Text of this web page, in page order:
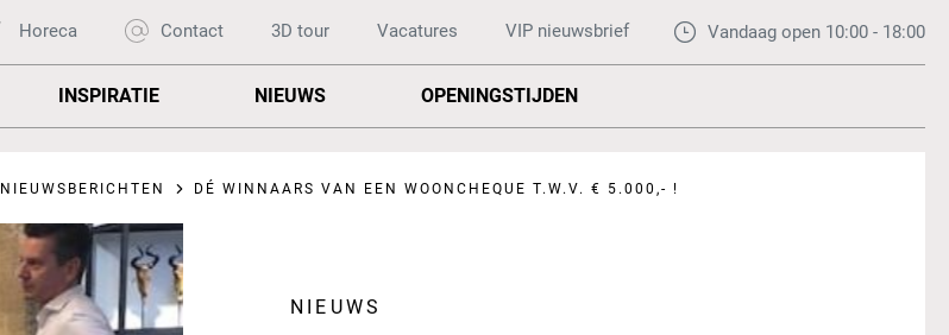
Horeca Contact 3D tour Vacatures VIP nieuwsbrief Vandaag open 10:00 - 18:00
INSPIRATIE NIEUWS OPENINGSTIJDEN
NIEUWSBERICHTEN DÉ WINNAARS VAN EEN WOONCHEQUE T.W.V. € 5.000,- !
NIEUWS